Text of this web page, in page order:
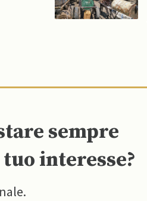
sempre
interesse?